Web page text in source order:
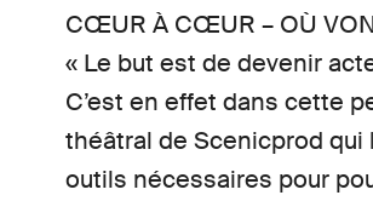
CŒUR À CŒUR – OÙ
« Le but est de devenir
C’est en effet dans cette
théâtral de Scenicprod qui
outils nécessaires pour